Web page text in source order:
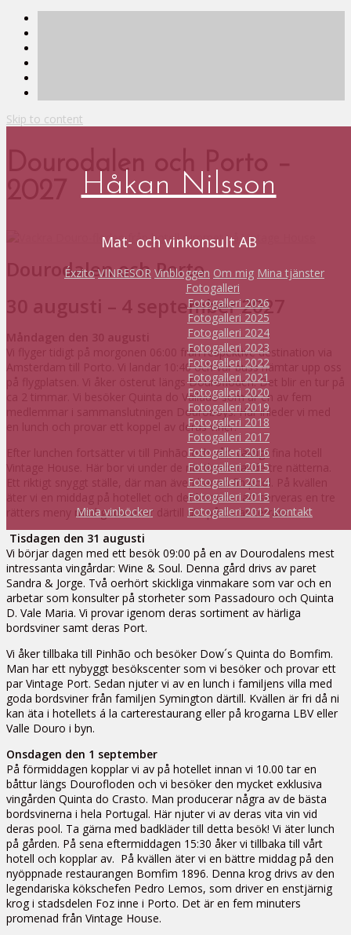
Skip to content
Håkan Nilsson
Mat- och vinkonsult AB
Éxzito VINRESOR Vinbloggen Om mig Mina tjänster
Mina vinböcker
Fotogalleri
Fotogalleri 2026
Fotogalleri 2025
Fotogalleri 2024
Fotogalleri 2023
Fotogalleri 2022
Fotogalleri 2021
Fotogalleri 2020
Fotogalleri 2019
Fotogalleri 2018
Fotogalleri 2017
Fotogalleri 2016
Fotogalleri 2015
Fotogalleri 2014
Fotogalleri 2013
Fotogalleri 2012 Kontakt
Dourodalen och Porto –
2027
Dourodalen och Porto
30 augusti – 4 september 2027
Måndagen den 30 augusti
Vi flyger tidigt på morgonen 06:00 från respektive destination via
Amsterdam till Porto. Vi landar 10:40 och vår buss hämtar upp oss
på flygplatsen. Vi åker österut längs Dourofloden. Det blir en tur på
ca 2 timmar. Vi besöker Quinta do Vallado som är en av fem
medlemmar i sammanslutningen Douroboys. Här inleder vi med
en lunch och provar ett koppel av deras viner.
Efter lunchen fortsätter vi till Pinhão och vårt väldigt fina hotell
Vintage House. Här bor vi under de nästkommande tre nätterna.
Ett riktigt snyggt ställe, där man även har en fin pool. På kvällen
äter vi en middag på hotellet och det kommer att serveras en tre
rätters meny med goda viner därtill ute på deras terrass.
Tisdagen den 31 augusti
Vi börjar dagen med ett besök 09:00 på en av Dourodalens mest
intressanta vingårdar: Wine & Soul. Denna gård drivs av paret
Sandra & Jorge. Två oerhört skickliga vinmakare som var och en
arbetar som konsulter på storheter som Passadouro och Quinta
D. Vale Maria. Vi provar igenom deras sortiment av härliga
bordsviner samt deras Port.
Vi åker tillbaka till Pinhão och besöker Dow´s Quinta do Bomfim.
Man har ett nybyggt besökscenter som vi besöker och provar ett
par Vintage Port. Sedan njuter vi av en lunch i familjens villa med
goda bordsviner från familjen Symington därtill. Kvällen är fri då ni
kan äta i hotellets á la carterestaurang eller på krogarna LBV eller
Valle Douro i byn.
Onsdagen den 1 september
På förmiddagen kopplar vi av på hotellet innan vi 10.00 tar en
båttur längs Dourofloden och vi besöker den mycket exklusiva
vingården Quinta do Crasto. Man producerar några av de bästa
bordsvinerna i hela Portugal. Här njuter vi av deras vita vin vid
deras pool. Ta gärna med badkläder till detta besök! Vi äter lunch
på gården. På sena eftermiddagen 15:30 åker vi tillbaka till vårt
hotell och kopplar av. På kvällen äter vi en bättre middag på den
nyöppnade restaurangen Bomfim 1896. Denna krog drivs av den
legendariska kökschefen Pedro Lemos, som driver en enstjärnig
krog i stadsdelen Foz inne i Porto. Det är en fem minuters
promenad från Vintage House.